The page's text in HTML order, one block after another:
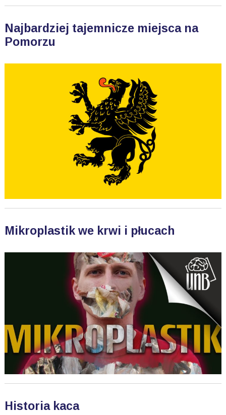
Najbardziej tajemnicze miejsca na
Pomorzu
Mikroplastik we krwi i płucach
Historia kaca